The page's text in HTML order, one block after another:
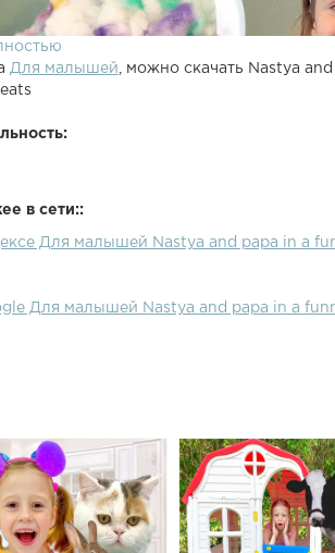
Для малышей , можно скачать Nastya
в сети::
Для малышей Nastya and papa in a
Для малышей Nastya and papa in a